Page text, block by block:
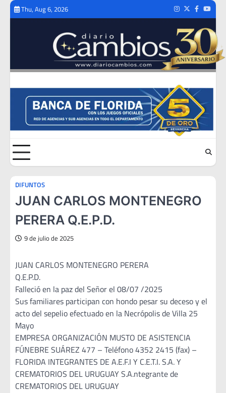
Skip
Thu, Aug 6, 2026 Instagram
TwitterFacebook
DIFUNTOS
JUAN CARLOS MONTENEGRO
PERERA Q.E.P.D.
9 de julio de 2025
JUAN CARLOS MONTENEGRO PERERA
Q.E.P.D.
Falleció en la paz del Señor el 08/07 /2025
Sus familiares participan con hondo pesar su deceso y el
acto del sepelio efectuado en la Necrópolis de Villa 25
Mayo
EMPRESA ORGANIZACIÓN MUSTO DE ASISTENCIA
FÚNEBRE SUÁREZ 477 – Teléfono 4352 2415 (fax) –
FLORIDA INTEGRANTES DE A.E.F.I Y C.E.T.I. S.A. Y
CREMATORIOS DEL URUGUAY S.A.ntegrante de
CREMATORIOS DEL URUGUAY